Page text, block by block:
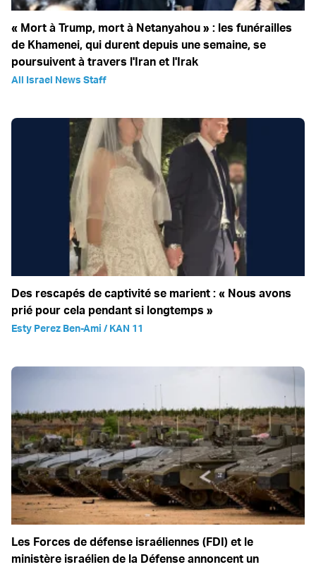
« Mort à Trump, mort à Netanyahou » : les funérailles
de Khamenei, qui durent depuis une semaine, se
poursuivent à travers l'Iran et l'Irak
All Israel News Staff
Des rescapés de captivité se marient : « Nous avons
prié pour cela pendant si longtemps »
Esty Perez Ben-Ami / KAN 11
Les Forces de défense israéliennes (FDI) et le
ministère israélien de la Défense annoncent un